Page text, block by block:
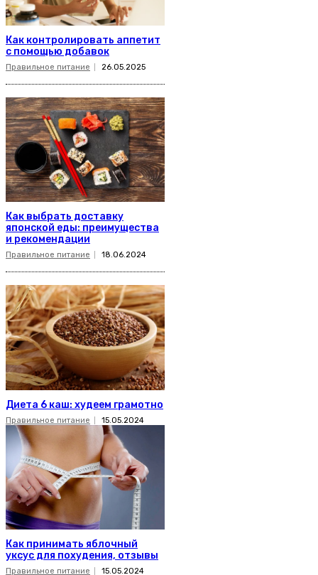
Как контролировать аппетит
с помощью добавок
Правильное питание 26.05.2025
Как выбрать доставку
японской еды: преимущества
и рекомендации
Правильное питание 18.06.2024
Диета 6 каш: худеем грамотно
Правильное питание 15.05.2024
Как принимать яблочный
уксус для похудения, отзывы
Правильное питание 15.05.2024